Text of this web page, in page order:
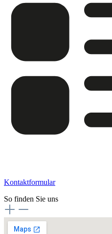
Kontaktformular
So finden Sie uns